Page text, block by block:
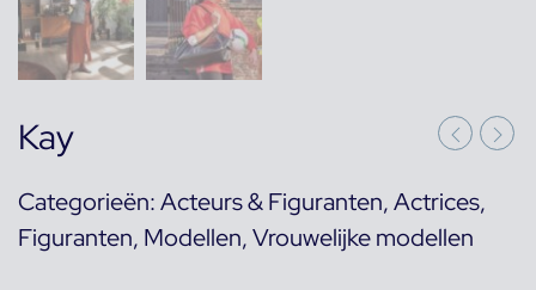
Kay
Categorieën:Acteurs & Figuranten,Actrices,
Figuranten, Modellen,Vrouwelijke modellen